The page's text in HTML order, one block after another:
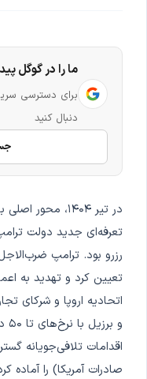
ما را در گوگل
برای دسترسی
دنبال کنید
در تیر ۱۴۰۴،
تعرفه‌ای جدید دولت
رزرو بود. ترامپ
اتحادیه اروپا و شرکای
صادرات آمریکا) را